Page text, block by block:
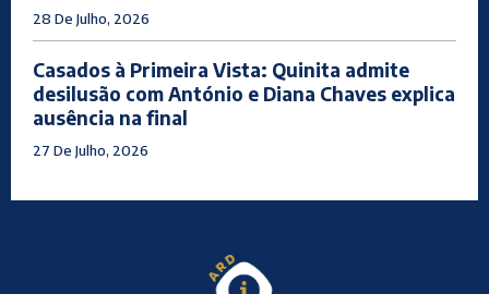
28 De Julho, 2026
Casados à Primeira Vista: Quinita admite
desilusão com António e Diana Chaves explica
ausência na final
27 De Julho, 2026